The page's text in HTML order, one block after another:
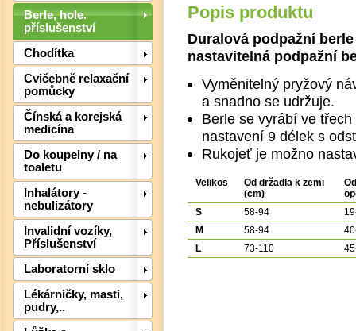
Berle, hole.
příslušenství
Chodítka
Cvičebně relaxační
pomůcky
Čínská a korejská
medicína
Do koupelny / na
toaletu
Inhalátory -
nebulizátory
Invalidní vozíky,
Příslušenství
Laboratorní sklo
Lékárničky, masti,
pudry,..
Popis produktu
Duralová podpažní
nastavitelná podpažní
Vyměnitelný pryžový
a snadno se udržuje.
Berle se vyrábí ve
nastavení 9 délek s
Rukojeť je možno
Velikos
Od držadla k zemi
(cm)
S
58-94
M
58-94
L
73-110